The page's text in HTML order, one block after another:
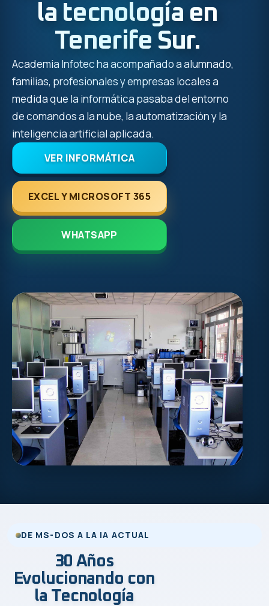
la tecnología en
Tenerife Sur.
Academia Infotec ha acompañado a alumnado,
familias, profesionales y empresas locales a
medida que la informática pasaba del entorno
de comandos a la nube, la automatización y la
inteligencia artificial aplicada.
VER INFORMÁTICA
EXCEL Y MICROSOFT 365
WHATSAPP
DE MS-DOS A LA IA ACTUAL
30 Años
Evolucionando con
la Tecnología